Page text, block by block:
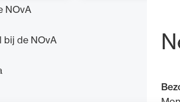
NOvA
bij de NOvA